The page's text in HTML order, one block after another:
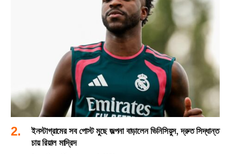
ইনস্টাগ্রামের সব পোস্ট মুছে জল্পনা বাড়ালেন ভিনিসিয়ুস, দ্রুত সিদ্ধান্ত
চায় রিয়াল মাদ্রিদ